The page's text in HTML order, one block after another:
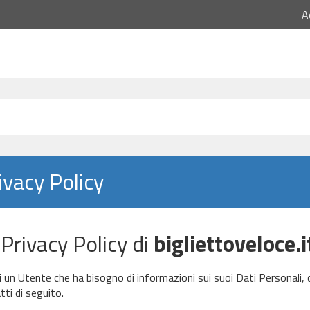
Policy
Policy di
un Utente che ha bisogno di informazioni sui suoi Dati
di seguito.